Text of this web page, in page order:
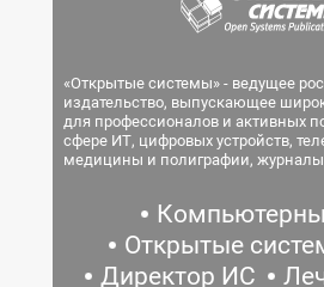
«Открытые системы» - ведущее
издательство, выпускающее
для профессионалов и активных
сфере ИТ, цифровых устройств,
медицины и полиграфии, журналы
Открытые
Директор ИС